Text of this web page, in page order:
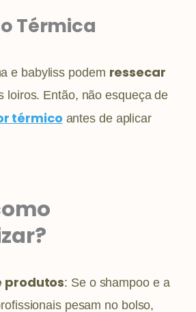
Térmica
e babyliss podem ressecar
loiros. Então, não esqueça de
térmico antes de aplicar
produtos: Se o shampoo e a
pesam no bolso,